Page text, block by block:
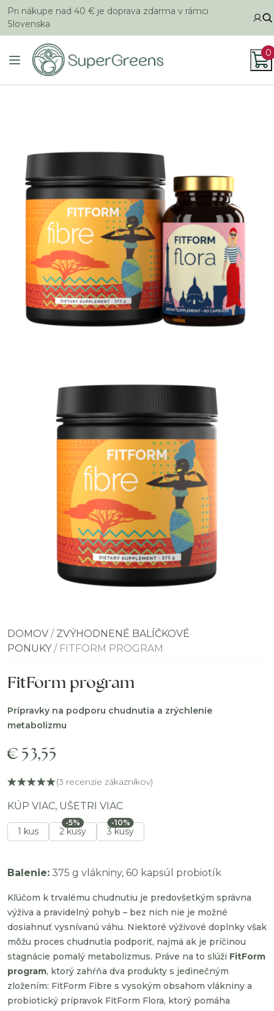
Pri nákupe nad 40 € je doprava zdarma v rámci
Slovenska
0
DOMOV / ZVÝHODNENÉ BALÍČKOVÉ
PONUKY/ FITFORM PROGRAM
FitForm program
Prípravky na podporu chudnutia a zrýchlenie
metabolizmu
€53,55
(3 recenzie zákazníkov)
KÚP VIAC, UŠETRI VIAC
1 kus 2 kusy
-5%
3 kusy
-10%
Balenie: 375 g vlákniny, 60 kapsúl probiotík
Kľúčom k trvalému chudnutiu je predovšetkým správna
výživa a pravidelný pohyb – bez nich nie je možné
dosiahnuť vysnívanú váhu. Niektoré výživové doplnky však
môžu proces chudnutia podporiť, najmä ak je príčinou
stagnácie pomalý metabolizmus. Práve na to slúži FitForm
program, ktorý zahŕňa dva produkty s jedinečným
zložením: FitForm Fibre s vysokým obsahom vlákniny a
probiotický prípravok FitForm Flora, ktorý pomáha